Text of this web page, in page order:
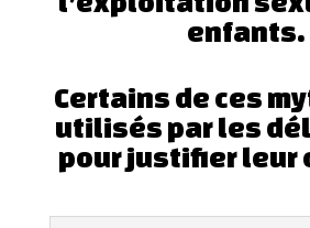
enfants.
Certains de ces
utilisés par les
pour justifier leur